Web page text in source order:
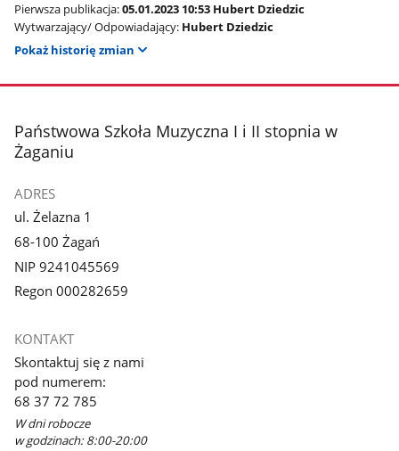
Pierwsza publikacja:05.01.2023 10:53 Hubert Dziedzic
Wytwarzający/ Odpowiadający: Hubert Dziedzic
Pokaż historię zmian
stopka
Państwowa Szkoła Muzyczna I i II stopnia w
Żaganiu
ADRES
ul. Żelazna 1
68-100 Żagań
NIP 9241045569
Regon 000282659
KONTAKT
Skontaktuj się z nami
pod numerem:
68 37 72 785
W dni robocze
w godzinach: 8:00-20:00